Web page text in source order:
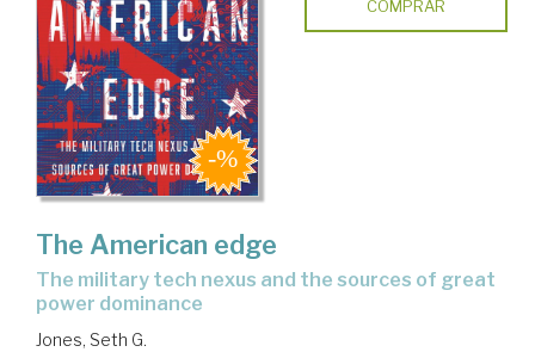
COMPRAR
The American edge
the military tech nexus and the sources of great
power dominance
Jones, Seth G.